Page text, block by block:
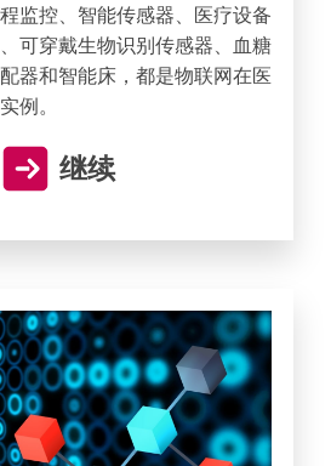
监控、智能传感器、医疗设备
可穿戴生物识别传感器、血糖
器和智能床，都是物联网在医
例。
继续